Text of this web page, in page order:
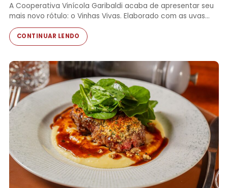
A Cooperativa Vinícola Garibaldi acaba de apresentar seu
mais novo rótulo: o Vinhas Vivas. Elaborado com as uvas…
CONTINUAR LENDO